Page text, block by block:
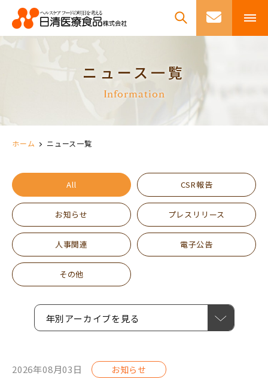
ニュース一覧
Information
ホーム ニュース一覧
All CSR報告
お知らせ プレスリリース
人事関連 電子公告
その他
年別アーカイブを見る
2026年08月03日 お知らせ